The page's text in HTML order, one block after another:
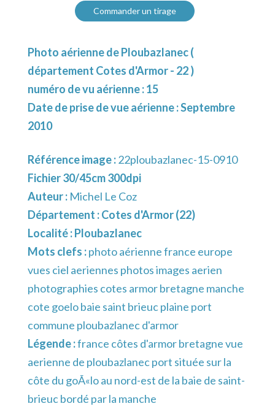
Commander un tirage
Photo aérienne de Ploubazlanec (
département Cotes d'Armor - 22 )
numéro de vu aérienne : 15
Date de prise de vue aérienne : Septembre
2010
Référence image :22ploubazlanec-15-0910
Fichier 30/45cm 300dpi
Auteur : Michel Le Coz
Département :Cotes d'Armor (22)
Localité :Ploubazlanec
Mots clefs :photo aérienne france europe
vues ciel aeriennes photos images aerien
photographies cotes armor bretagne manche
cote goelo baie saint brieuc plaine port
commune ploubazlanec d'armor
Légende :france côtes d'armor bretagne vue
aerienne de ploubazlanec port située sur la
côte du goÃ«lo au nord-est de la baie de saint-
brieuc bordé par la manche